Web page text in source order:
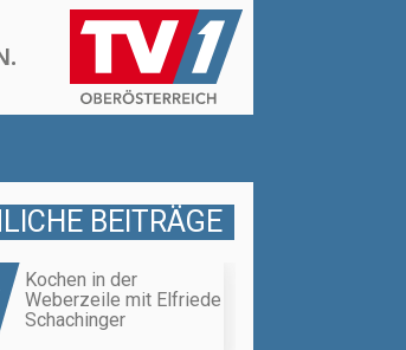
BEITRÄGE
Kochen in der
Weberzeile mit Elfriede
Schachinger